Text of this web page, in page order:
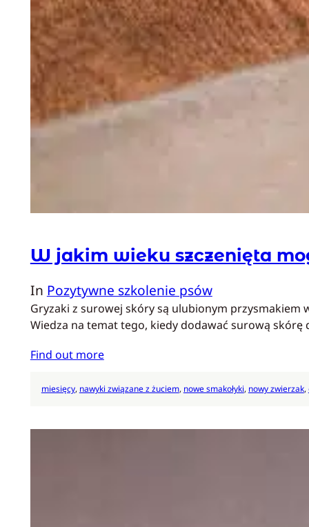
W jakim wieku szczenięta
In Pozytywne szkolenie psów
Gryzaki z surowej skóry są ulubionym przysmakiem
Wiedza na temat tego, kiedy dodawać surową skórę
Find out more
miesięcy, nawyki związane z żuciem, nowe smakołyki, nowy zwierzak,